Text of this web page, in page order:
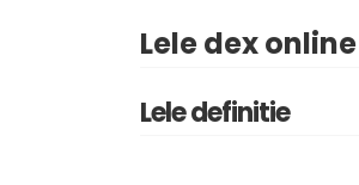
Lele dex
Lele definitie